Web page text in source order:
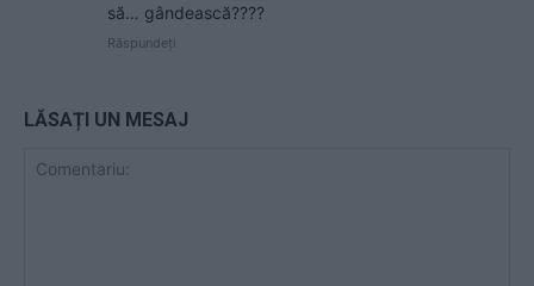
să… gândească????
Răspundeți
LĂSAȚI UN MESAJ